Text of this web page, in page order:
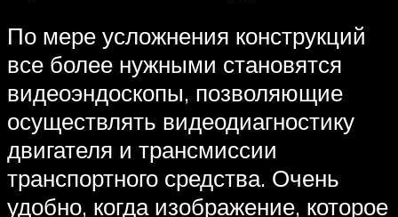
По мере усложнения конструкций
все более нужными становятся
видеоэндоскопы, позволяющие
осуществлять видеодиагностику
двигателя и трансмиссии
транспортного средства. Очень
удобно, когда изображение, которое